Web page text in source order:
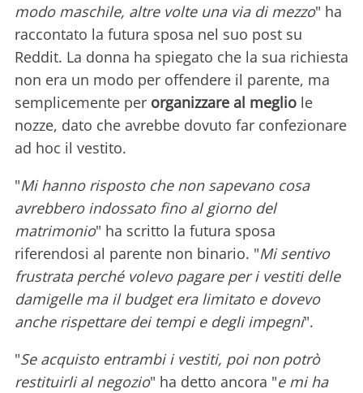
modo maschile, altre volte una via di mezzo" ha
raccontato la futura sposa nel suo post su
Reddit. La donna ha spiegato che la sua richiesta
non era un modo per offendere il parente, ma
semplicemente per organizzare al meglio le
nozze, dato che avrebbe dovuto far confezionare
ad hoc il vestito.
"Mi hanno risposto che non sapevano cosa
avrebbero indossato fino al giorno del
matrimonio" ha scritto la futura sposa
riferendosi al parente non binario. "Mi sentivo
frustrata perché volevo pagare per i vestiti delle
damigelle ma il budget era limitato e dovevo
anche rispettare dei tempi e degli impegni".
"Se acquisto entrambi i vestiti, poi non potrò
restituirli al negozio" ha detto ancora "e mi ha